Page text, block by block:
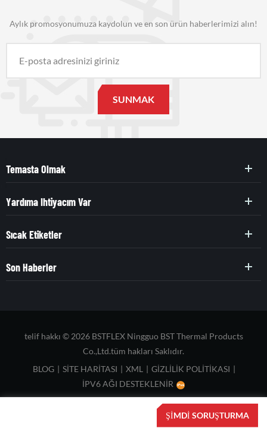
ŞIMDI SORUŞTURMA
Aylık promosyonumuza kaydolun ve en son ürün haberlerimizi alın!
Temasta Olmak
Yardıma Ihtiyacım Var
Sıcak Etiketler
Son Haberler
telif hakkı © 2026 BSTFLEX Ningguo BST Thermal Products
Co.,Ltd.tüm hakları Saklıdır.
BLOG | SITE HARITASI | XML | GIZLILIK POLITIKASI |
IPV6 AĞI DESTEKLENIR
HAKKINDA
İLETIŞIM